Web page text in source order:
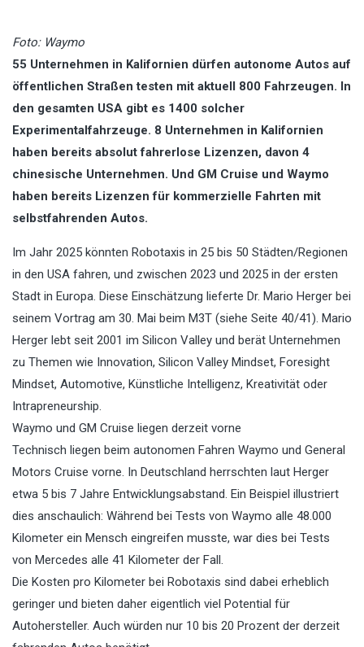
Foto: Waymo
55 Unternehmen in Kalifornien dürfen autonome Autos auf
öffentlichen Straßen testen mit aktuell 800 Fahrzeugen. In
den gesamten USA gibt es 1400 solcher
Experimentalfahrzeuge. 8 Unternehmen in Kalifornien
haben bereits absolut fahrerlose Lizenzen, davon 4
chinesische Unternehmen. Und GM Cruise und Waymo
haben bereits Lizenzen für kommerzielle Fahrten mit
selbstfahrenden Autos.
Im Jahr 2025 könnten Robotaxis in 25 bis 50 Städten/Regionen
in den USA fahren, und zwischen 2023 und 2025 in der ersten
Stadt in Europa. Diese Einschätzung lieferte Dr. Mario Herger bei
seinem Vortrag am 30. Mai beim M3T (siehe Seite 40/41). Mario
Herger lebt seit 2001 im Silicon Valley und berät Unternehmen
zu Themen wie Innovation, Silicon Valley Mindset, Foresight
Mindset, Automotive, Künstliche Intelligenz, Kreativität oder
Intrapreneurship.
Waymo und GM Cruise liegen derzeit vorne
Technisch liegen beim autonomen Fahren Waymo und General
Motors Cruise vorne. In Deutschland herrschten laut Herger
etwa 5 bis 7 Jahre Entwicklungsabstand. Ein Beispiel illustriert
dies anschaulich: Während bei Tests von Waymo alle 48.000
Kilometer ein Mensch eingreifen musste, war dies bei Tests
von Mercedes alle 41 Kilometer der Fall.
Die Kosten pro Kilometer bei Robotaxis sind dabei erheblich
geringer und bieten daher eigentlich viel Potential für
Autohersteller. Auch würden nur 10 bis 20 Prozent der derzeit